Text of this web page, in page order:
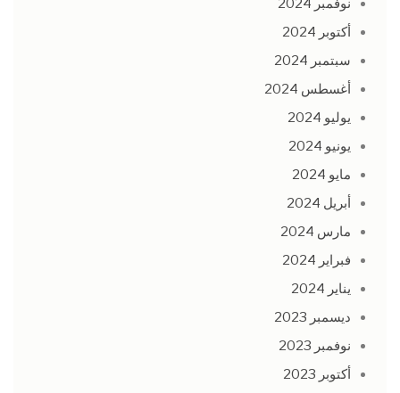
نوفمبر 2024
أكتوبر 2024
سبتمبر 2024
أغسطس 2024
يوليو 2024
يونيو 2024
مايو 2024
أبريل 2024
مارس 2024
فبراير 2024
يناير 2024
ديسمبر 2023
نوفمبر 2023
أكتوبر 2023